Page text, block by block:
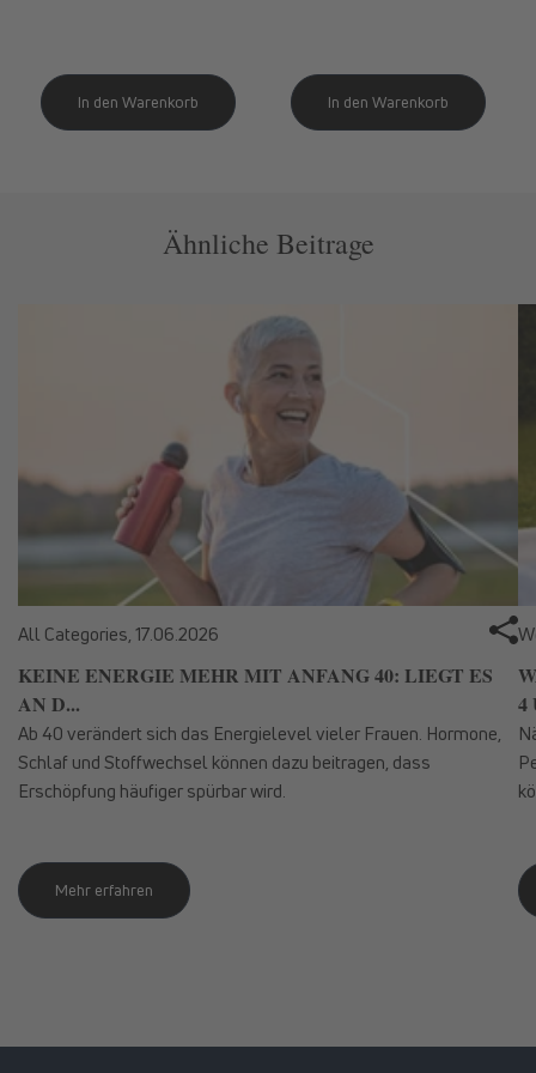
Ähnliche Beitrage
All Categories, 17.06.2026
KEINE ENERGIE MEHR MIT ANFANG 40: LIEGT ES
AN D...
Ab 40 verändert sich das Energielevel vieler Frauen. Hormone,
Schlaf und Stoffwechsel können dazu beitragen, dass
Erschöpfung häufiger spürbar wird.
Mehr erfahren
4